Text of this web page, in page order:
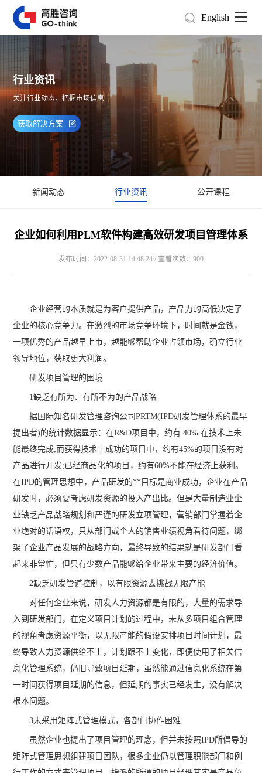
English
行业资讯
关注行业动态，把握市场信息
获取解决方案
新闻动态 行业资讯 公开课程
企业如何利用PLM软件构建高效研发项目管理体系
发布时间：2022-08-31 14:48:24 / 查看次数：900
企业经营的本质就是为客户提供产品，产品力的高低决定了
企业的核心竞争力。在激烈的市场竞争环境下，时间就是金钱，
一项优秀的产品越早上市，越能够帮助企业占领市场，确立行业
领导地位，获取更大利润。
研发项目管理的困境
1缺乏有所为、有所不为的产品战略
据国际知名研发管理咨询公司PRTM(IPD研发管理体系的最早
提出者)的统计数据显示：在R&D项目中，约有 40% 在技术上未
能最终完成;而获得技术上成功的项目中，约有45%的项目没有对
产品进行开发;已经商品化的项目，约有60%不能在经济上获利。
在IPD的管理思想中，产品研发的**目标是商业成功，企业在产品
研发时，必须要考虑研发资源的投入产出比。但是大量制造业企
业缺乏产品战略规划和严谨的研发立项管理，营销部门掌握着企
业绝对的话语权，只从部门或个人的销售业绩视角看待问题，绑
架了企业产品发展的战略方向，最终导致的结果就是研发部门看
起来非常忙，但只有少数产品能够给企业带来主要的经济价值。
2缺乏研发管道控制，以有限资源去挑战无限产能
对任何企业来说，研发人力资源都是有限的，大量的需求导
入到研发部门，在定义项目计划的过程中，未从多项目组合管理
的视角考虑资源平衡，以无限产能的假设安排项目时间计划，最
终导致人力资源供给不上，计划跟不上变化，即便使用了相关信
息化管理系统，仍旧导致项目延期，虽然能通过信息化系统在第
一时间获得项目延期的信息，但延期的事实已经发生，没有解决
根本问题。
3未采用矩阵式管理模式，各部门协作困难
虽然企业也提出了项目管理的理念，但并未按照IPD所倡导的
矩阵式管理思想组建项目团队，很多企业仍以管理职能部门和例